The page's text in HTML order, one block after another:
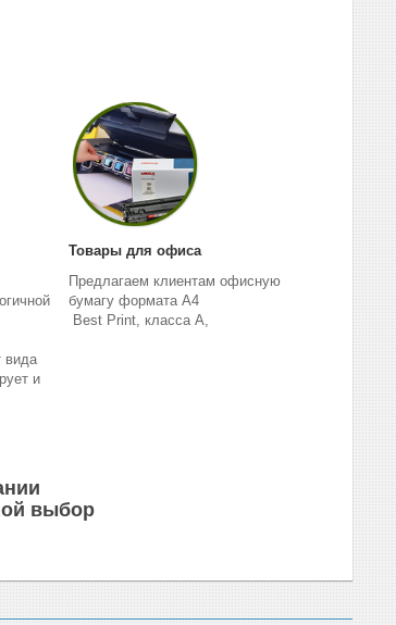
вида
и
Товары для офиса
Предлагаем клиентам офисную
бумагу формата А4
Best Print, класса А,
выбор